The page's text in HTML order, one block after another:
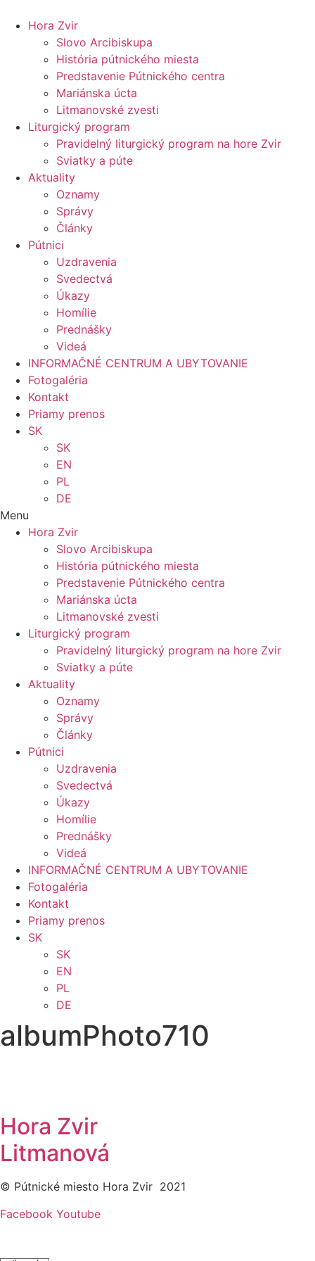
Hora Zvir
Slovo Arcibiskupa
História pútnického miesta
Predstavenie Pútnického centra
Mariánska úcta
Litmanovské zvesti
Liturgický program
Pravidelný liturgický program na hore Zvir
Sviatky a púte
Aktuality
Oznamy
Správy
Články
Pútnici
Uzdravenia
Svedectvá
Úkazy
Homílie
Prednášky
Videá
INFORMAČNÉ CENTRUM A UBYTOVANIE
Fotogaléria
Kontakt
Priamy prenos
SK
SK
EN
PL
DE
Menu
Hora Zvir
Slovo Arcibiskupa
História pútnického miesta
Predstavenie Pútnického centra
Mariánska úcta
Litmanovské zvesti
Liturgický program
Pravidelný liturgický program na hore Zvir
Sviatky a púte
Aktuality
Oznamy
Správy
Články
Pútnici
Uzdravenia
Svedectvá
Úkazy
Homílie
Prednášky
Videá
INFORMAČNÉ CENTRUM A UBYTOVANIE
Fotogaléria
Kontakt
Priamy prenos
SK
SK
EN
PL
DE
albumPhoto710
Hora Zvir
Litmanová
© Pútnické miesto Hora Zvir 2021
Facebook Youtube